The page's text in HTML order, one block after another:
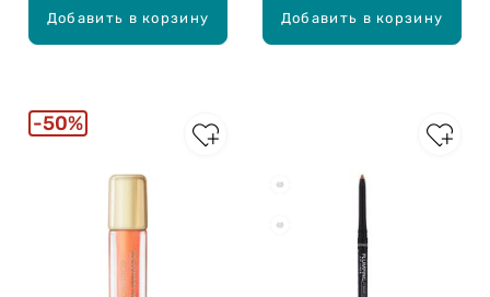
Добавить в корзину Добавить в корзину
50%